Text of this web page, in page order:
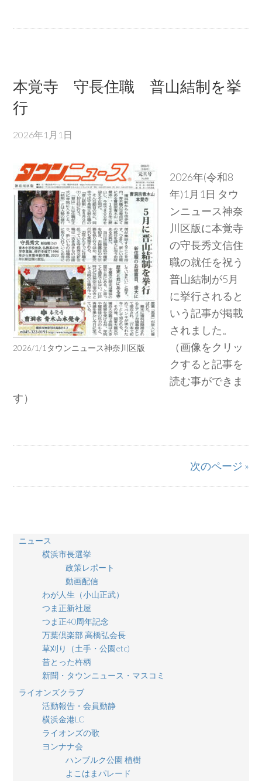
本覚寺 守長住職 普山結制を挙
行
2026年1月1日
2026/1/1タウンニュース神奈川区版
2026年(令和8
年)1月1日 タウ
ンニュース神奈
川区版に本覚寺
の守長秀文信住
職の就任を祝う
普山結制が5月
に挙行されると
いう記事が掲載
されました。
（画像をクリッ
クすると記事を
読む事ができま
す）
次のページ »
ニュース
横浜市長選挙
政策レポート
動画配信
わが人生（小山正武）
つま正新社屋
つま正40周年記念
万葉倶楽部 高橋弘会長
草刈り（土手・公園etc)
昔とった杵柄
新聞・タウンニュース・マスコミ
ライオンズクラブ
活動報告・会員動静
横浜金港LC
ライオンズの歌
ヨンナナ会
ハンブルク公園 植樹
よこはまパレード